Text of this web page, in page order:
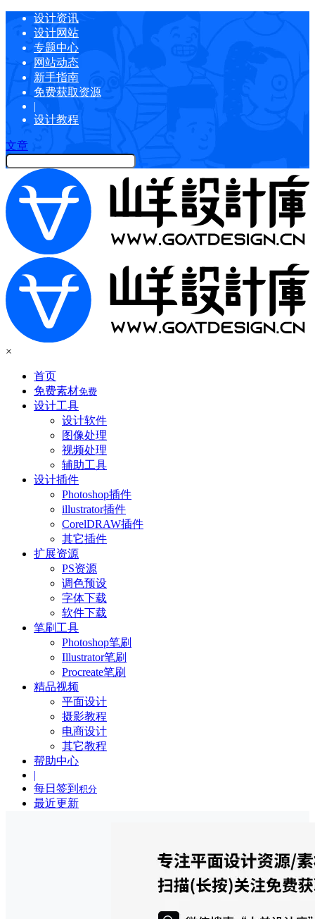
设计资讯
设计网站
专题中心
网站动态
新手指南
免费获取资源
|
设计教程
文章
×
首页
免费素材免费
设计工具
设计软件
图像处理
视频处理
辅助工具
设计插件
Photoshop插件
illustrator插件
CorelDRAW插件
其它插件
扩展资源
PS资源
调色预设
字体下载
软件下载
笔刷工具
Photoshop笔刷
Illustrator笔刷
Procreate笔刷
精品视频
平面设计
摄影教程
电商设计
其它教程
帮助中心
|
每日签到 积分
最近更新